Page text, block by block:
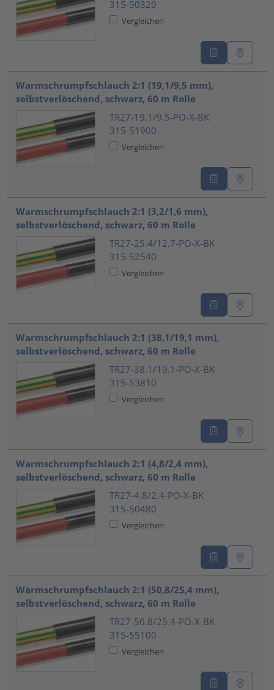
315-50320
Vergleichen
Warmschrumpfschlauch 2:1 (19,1/9,5 mm),
selbstverlöschend, schwarz, 60 m Rolle
TR27-19.1/9.5-PO-X-BK
315-51900
Vergleichen
Warmschrumpfschlauch 2:1 (3,2/1,6 mm),
selbstverlöschend, schwarz, 60 m Rolle
TR27-25.4/12.7-PO-X-BK
315-52540
Vergleichen
Warmschrumpfschlauch 2:1 (38,1/19,1 mm),
selbstverlöschend, schwarz, 60 m Rolle
TR27-38.1/19.1-PO-X-BK
315-53810
Vergleichen
Warmschrumpfschlauch 2:1 (4,8/2,4 mm),
selbstverlöschend, schwarz, 60 m Rolle
TR27-4.8/2.4-PO-X-BK
315-50480
Vergleichen
Warmschrumpfschlauch 2:1 (50,8/25,4 mm),
selbstverlöschend, schwarz, 60 m Rolle
TR27-50.8/25.4-PO-X-BK
315-55100
Vergleichen